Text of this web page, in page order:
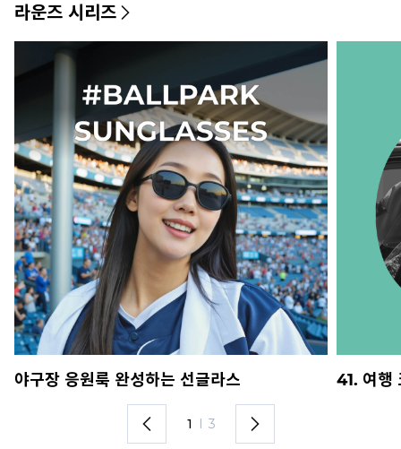
라운즈 시리즈
야구장 응원룩 완성하는 선글라스 41. 여행
1 I 3